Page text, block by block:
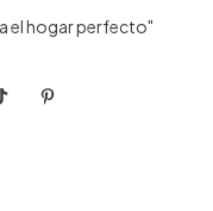
el hogar perfecto"